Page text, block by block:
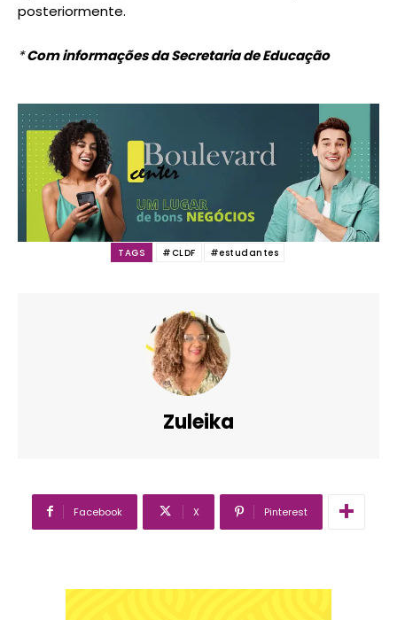
posteriormente.
*Com informações da Secretaria de Educação
TAGS #CLDF #estudantes
Zuleika
Facebook X Pinterest